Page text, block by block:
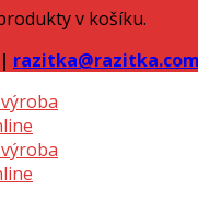
v košíku.
| razitka@razitka.com